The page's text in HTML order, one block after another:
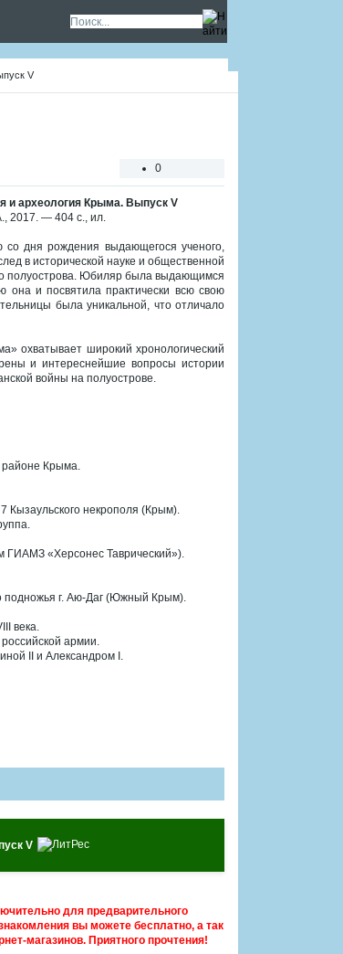
V
0
и археология Крыма. Выпуск V
2017. — 404 с., ил.
дня рождения выдающегося ученого,
в исторической науке и общественной
полуострова. Юбиляр была выдающимся
и посвятила практически всю свою
была уникальной, что отличало
охватывает широкий хронологический
и интереснейшие вопросы истории
войны на полуострове.
районе Крыма.
некрополя (Крым).
ГИАМЗ «Херсонес Таврический»).
подножья г. Аю-Даг (Южный Крым).
века.
армии.
II и Александром I.
V
для предварительного
вы можете бесплатно, а так
магазинов. Приятного прочтения!